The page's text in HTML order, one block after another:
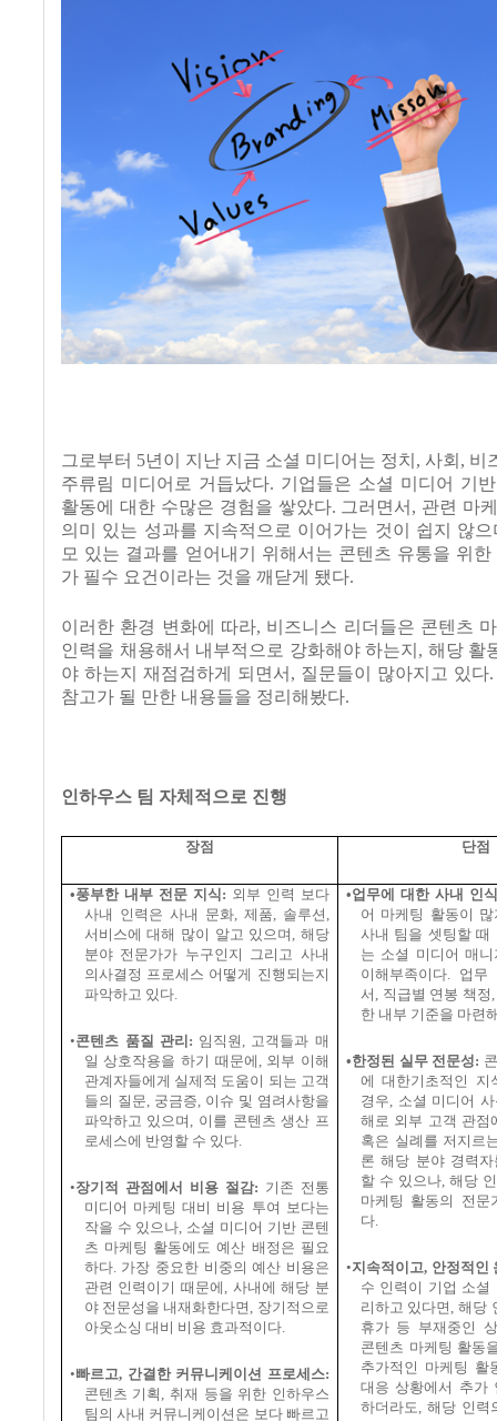
그로부터 5년이 지난 지금 소셜 미디어는 정치 , 사회 , 비
주류림 미디어로 거듭났다. 기업들은 소셜 미디어 기
활동에 대한 수많은 경험을 쌓았다. 그러면서 , 관련 마
의미 있는 성과를 지속적으로 이어가는 것이 쉽지 않으
모 있는 결과를 얻어내기 위해서는 콘텐츠 유통을 위
가 필수 요건이라는 것을 깨닫게 됐다.
이러한 환경 변화에 따라, 비즈니스 리더들은 콘텐츠
인력을 채용해서 내부적으로 강화해야 하는지 , 해당 활
야 하는지 재점검하게 되면서 , 질문들이 많아지고 있다
참고가 될 만한 내용들을 정리해봤다.
인하우스 팀 자체적으로 진행
장점 단점
•풍부한 내부 전문 지식 : 외부 인력 보다
사내 인력은 사내 문화, 제품 솔루션
서비스에 대해 많이 알고 있으며
해당
분야 전문가가 누구인지 그리고 사내
의사결정 프로세스 어떻게 진행되는지
파악하고 있다.
•콘텐츠 품질 관리 : 임직원
고객들과 매
일 상호작용을 하기 때문에
외부 이해
관계자들에게 실제적 도움이 되는 고객
들의 질문 궁금증 이슈 및 염려사항을
파악하고 있으며
이를 콘텐츠 생산 프
로세스에 반영할 수 있다.
•장기적 관점에서 비용 절감: 기존 전통
미디어 마케팅 대비 비용 투여 보다는
작을 수 있으나 소셜 미디어 기반 콘텐
츠 마케팅 활동에도 예산 배정은 필요
하다. 가장 중요한 비중의 예산 비용은
관련 인력이기 때문에
사내에 해당 분
야 전문성을 내재화한다면
장기적으로
아웃소싱 대비 비용 효과적이다.
•빠르고, 간결한 커뮤니케이션 프로세스:
콘텐츠 기획
취재 등을 위한 인하우스
팀의 사내 커뮤니케이션은 보다 빠르고
•업무에 대한 사내 인
어 마케팅 활동이
사내 팀을 셋팅할 때
는 소셜 미디어 매
이해부족이다. 업무
서
직급별 연봉 책정
한 내부 기준을 마련
•한정된 실무 전문성:
에 대한기초적인 지
경우
소셜 미디어
해로 외부 고객 관점
혹은 실례를 저지르
론 해당 분야 경력
할 수 있으나, 해당
마케팅 활동의 전문
다.
•지속적이고, 안정적인
수 인력이 기업 소셜
리하고 있다면 해당
휴가 등 부재중인
콘텐츠 마케팅 활동
추가적인 마케팅 활
대응 상황에서 추가
하더라도
해당 인력